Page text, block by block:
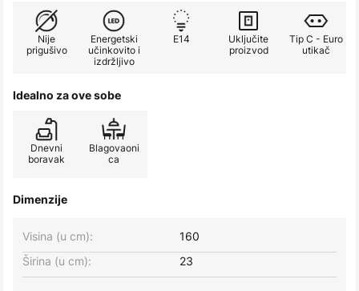
Nije
prigušivo
Energetski
učinkovito i
izdržljivo
E14
Uključite
proizvod
Tip C - Euro
utikač
Idealno za ove sobe
Dnevni
boravak
Blagovaoni
ca
Dimenzije
Širina (u cm): 23
Visina (u cm): 160